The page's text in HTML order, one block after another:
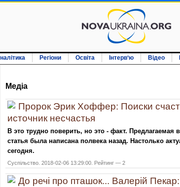
Регіони Освіта Інтерв‘ю Відео
Медiа
Пророк Эрик Хоффер: Поиски
источник несчастья
В это трудно поверить, но это - факт.
статья была написана полвека назад. Настолько
сегодня.
Суспільство. 2018-02-06 13:29:00. Рейтинг — 2
До речі про пташок... Валерій